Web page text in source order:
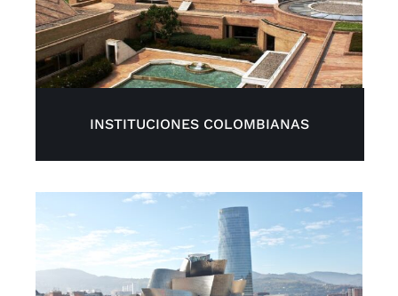
INSTITUCIONES COLOMBIANAS